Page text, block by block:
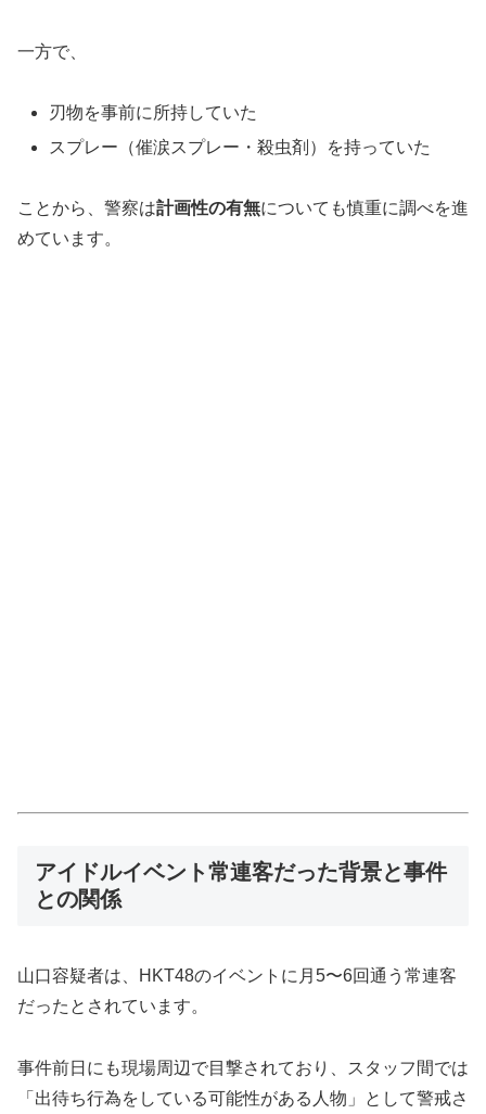
一方で、
刃物を事前に所持していた
スプレー（催涙スプレー・殺虫剤）を持っていた
ことから、警察は計画性の有無についても慎重に調べを進
めています。
アイドルイベント常連客だった背景と事件
との関係
山口容疑者は、HKT48のイベントに月5〜6回通う常連客
だったとされています。
事件前日にも現場周辺で目撃されており、スタッフ間では
「出待ち行為をしている可能性がある人物」として警戒さ